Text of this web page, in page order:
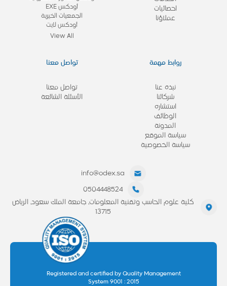
احصائيات
عملاؤنا
أودكس EXE
الجمعيات الخيرية
أودكس لايت
View All
روابط مهمة
نبذة عنا
شركائنا
استشاره
الوظائف
المدونة
سياسة الموقع
سياسة الخصوصية
تواصل معنا
تواصل معنا
الأسئلة الشائعة
info@odex.sa
0504448524
كلية علوم الحاسب وتقنية المعلومات، جامعة الملك سعود، الرياض
13715
Registered and certified by Quality Management
System 9001 : 2015